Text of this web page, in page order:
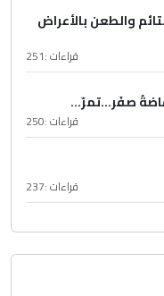
والطعن بالأعراض
قراءات :251
صفَر…تمرّ...
قراءات :250
قراءات :237